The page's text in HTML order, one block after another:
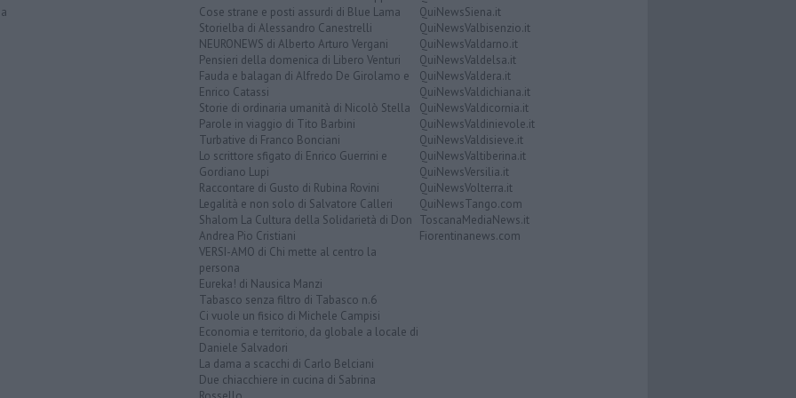
Cose strane e posti assurdi di Blue Lama
Storielba di Alessandro Canestrelli
NEURONEWS di Alberto Arturo Vergani
Pensieri della domenica di Libero Venturi
Fauda e balagan di Alfredo De Girolamo e
Enrico Catassi
Storie di ordinaria umanità di Nicolò Stella
Parole in viaggio di Tito Barbini
Turbative di Franco Bonciani
Lo scrittore sfigato di Enrico Guerrini e
Gordiano Lupi
Raccontare di Gusto di Rubina Rovini
Legalità e non solo di Salvatore Calleri
Shalom La Cultura della Solidarietà di Don
Andrea Pio Cristiani
VERSI-AMO di Chi mette al centro la
persona
Eureka! di Nausica Manzi
Tabasco senza filtro di Tabasco n.6
Ci vuole un fisico di Michele Campisi
Economia e territorio, da globale a locale di
Daniele Salvadori
La dama a scacchi di Carlo Belciani
Due chiacchiere in cucina di Sabrina
QuiNewsSiena.it
QuiNewsValbisenzio.it
QuiNewsValdarno.it
QuiNewsValdelsa.it
QuiNewsValdera.it
QuiNewsValdichiana.it
QuiNewsValdicornia.it
QuiNewsValdinievole.it
QuiNewsValdisieve.it
QuiNewsValtiberina.it
QuiNewsVersilia.it
QuiNewsVolterra.it
QuiNewsTango.com
ToscanaMediaNews.it
Fiorentinanews.com